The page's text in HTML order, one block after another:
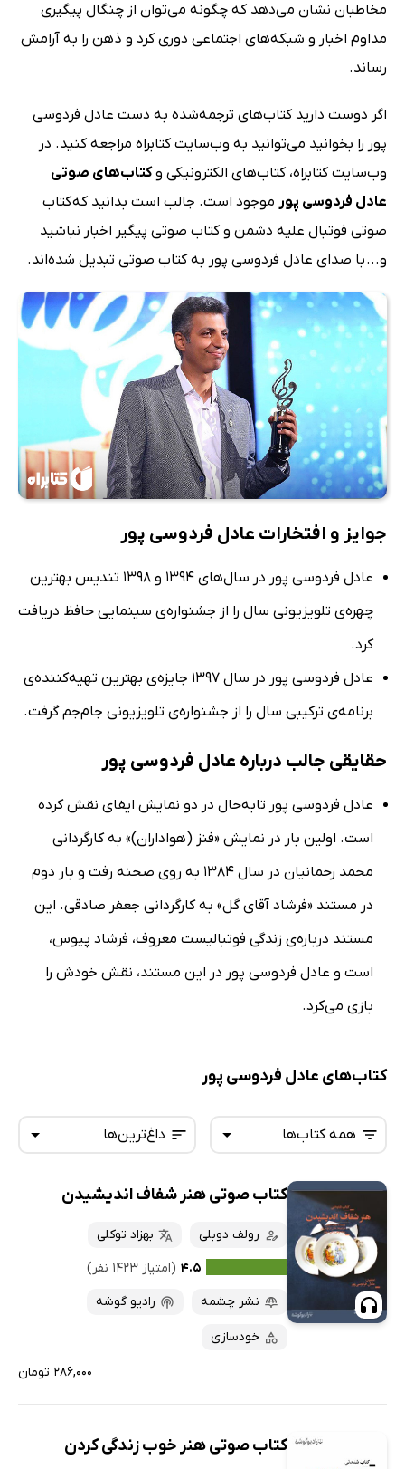
مخاطبان نشان می‌دهد که چگونه می‌توان از چنگال پیگیری
مداوم اخبار و شبکه‌های اجتماعی دوری کرد و ذهن را به آرامش
رساند.
اگر دوست دارید کتاب‌های ترجمه‌شده به دست عادل فردوسی
پور را بخوانید می‌توانید به وب‌سایت کتابراه مراجعه کنید. در
وب‌سایت کتابراه، کتاب‌های الکترونیکی وکتاب‌های صوتی
عادل فردوسی پور موجود است. جالب است بدانید که کتاب‌
صوتی فوتبال علیه دشمن و کتاب صوتی پیگیر اخبار نباشید
و... با صدای عادل فردوسی پور به کتاب صوتی تبدیل شده‌اند.
جوایز و افتخارات عادل فردوسی پور
عادل فردوسی پور در سال‌های 1394 و 1398 تندیس بهترین
چهره‌ی تلویزیونی سال را از جشنواره‌ی سینمایی حافظ دریافت
کرد.
عادل فردوسی پور در سال 1397 جایزه‌ی بهترین تهیه‌کننده‌ی
برنامه‌ی ترکیبی سال را از جشنواره‌ی تلویزیونی جام‌جم گرفت.
حقایقی جالب درباره عادل فردوسی پور
عادل فردوسی پور تابه‌حال در دو نمایش ایفای نقش کرده
است. اولین بار در نمایش «فنز (هواداران)» به کارگردانی
محمد رحمانیان در سال 1384 به روی صحنه رفت و بار دوم
در مستند «فرشاد آقای گل» به کارگردانی جعفر صادقی. این
مستند درباره‌ی زندگی فوتبالیست معروف، فرشاد پیوس،
است و عادل فردوسی پور در این مستند، نقش خودش را
بازی می‌کرد.
کتاب‌های عادل فردوسی پور
داغ‌ترین‌ها
تازه‌ها
داغ‌ترین‌ها
پرفروش‌ها
پربحث‌ها
همه کتاب‌ها
همه کتاب‌ها
کتاب‌های صوتی
کتاب‌های متنی
کتاب صوتی هنر شفاف اندیشیدن
رولف دوبلی
بهزاد توکلی
۴.۵ (امتیاز ۱۴۲۳ نفر)
نشر چشمه
رادیو گوشه
خودسازی
۲۸۶,۰۰۰ تومان
کتاب صوتی هنر خوب زندگی کردن